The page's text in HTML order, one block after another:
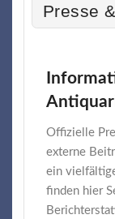
Presse
Offizielle
externe
ein
finden hier